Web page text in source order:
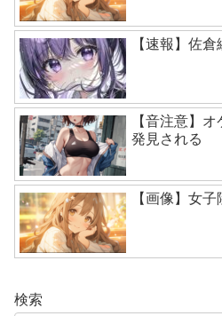
【速報】佐
【音注意】
発見される
【画像】女
検索